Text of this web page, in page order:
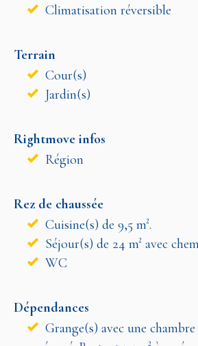
Climatisation réversible
Terrain
Cour(s)
Jardin(s)
Rightmove infos
Région
Rez de chaussée
Cuisine(s) de 9,5 m².
Séjour(s) de 24 m² avec
WC
Dépendances
Grange(s) avec une